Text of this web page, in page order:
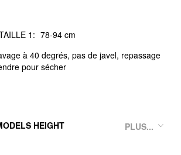
1: 78-94 cm
à 40 degrés, pas de javel, repassage
pour sécher
PLUS...
HEIGHT